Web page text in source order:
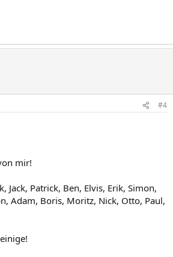
#4
mir!
Jack, Patrick, Ben, Elvis, Erik, Simon,
Adam, Boris, Moritz, Nick, Otto, Paul,